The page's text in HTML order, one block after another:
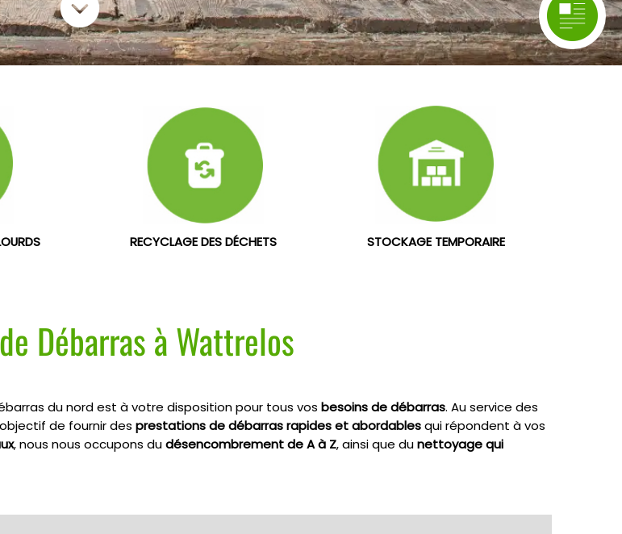
RECYCLAGE DES DÉCHETS STOCKAGE TEMPORAIRE
Débarras à Wattrelos
du nord est à votre disposition pour tous vos besoins de débarras. Au service des
de fournir des prestations de débarras rapides et abordablesqui répondent à vos
, nous nous occupons dudésencombrement de A à Z, ainsi que dunettoyage qui